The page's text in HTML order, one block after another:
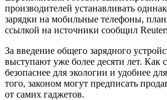
производителей устанавливать
зарядки на мобильные телефоны,
ссылкой на источники сообщил
За введение общего зарядного
выступают уже более десяти лет. Как
безопаснее для экологии и удобнее
того, законом могут предписать
от самих гаджетов.